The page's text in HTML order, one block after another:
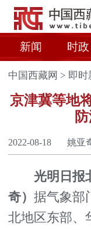
新闻 时政
中国西藏网 > 即时
京津冀等地
2022-08-18 姚亚
光明日报
奇）据气象部
北地区东部、